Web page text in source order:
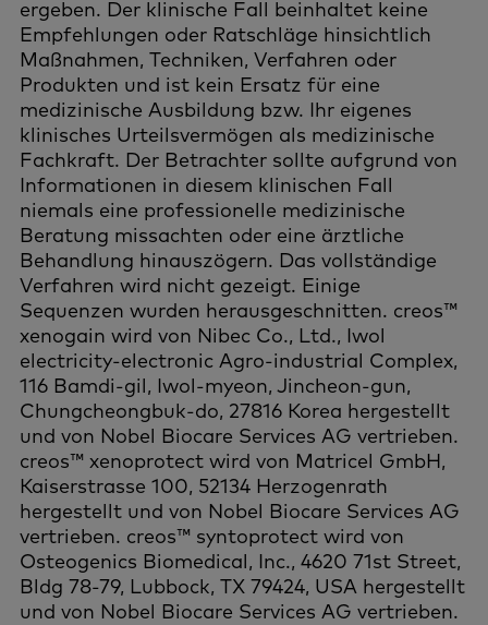
ergeben. Der klinische Fall beinhaltet keine
Empfehlungen oder Ratschläge hinsichtlich
Maßnahmen, Techniken, Verfahren oder
Produkten und ist kein Ersatz für eine
medizinische Ausbildung bzw. Ihr eigenes
klinisches Urteilsvermögen als medizinische
Fachkraft. Der Betrachter sollte aufgrund von
Informationen in diesem klinischen Fall
niemals eine professionelle medizinische
Beratung missachten oder eine ärztliche
Behandlung hinauszögern. Das vollständige
Verfahren wird nicht gezeigt. Einige
Sequenzen wurden herausgeschnitten. creos™
xenogain wird von Nibec Co., Ltd., Iwol
electricity-electronic Agro-industrial Complex,
116 Bamdi-gil, Iwol-myeon, Jincheon-gun,
Chungcheongbuk-do, 27816 Korea hergestellt
und von Nobel Biocare Services AG vertrieben.
creos™ xenoprotect wird von Matricel GmbH,
Kaiserstrasse 100, 52134 Herzogenrath
hergestellt und von Nobel Biocare Services AG
vertrieben. creos™ syntoprotect wird von
Osteogenics Biomedical, Inc., 4620 71st Street,
Bldg 78-79, Lubbock, TX 79424, USA hergestellt
und von Nobel Biocare Services AG vertrieben.